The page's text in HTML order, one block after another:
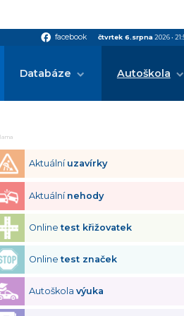
facebook facebook čtvrtek 6.srpna 2026•
Databáze Autoškola
Aktuální uzavírky
Aktuální nehody
Onlinetest křižovatek
Onlinetest značek
Autoškolavýuka